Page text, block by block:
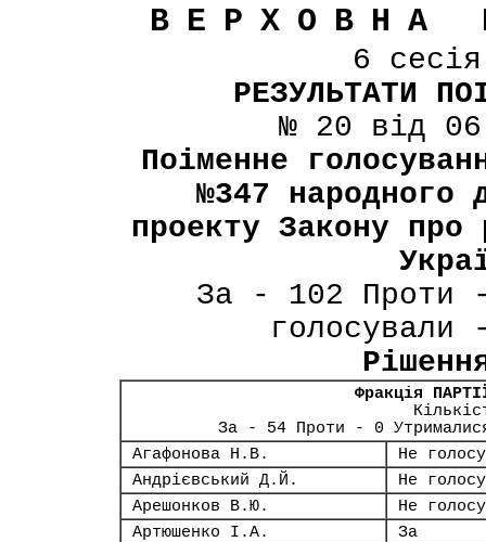
ВЕРХОВНА
6
РЕЗУЛЬТАТИ
№ 20 від
Поіменне
№347 народного
проекту Закону про
За - 102 Проти
Фракція
За - 54 Проти - 0
Агафонова Н.В.
Не
Андрієвський Д.Й.
Не
Арешонков В.Ю.
Не
Артюшенко І.А.
За